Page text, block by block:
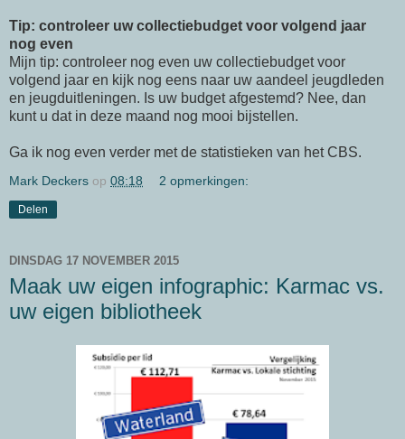
Tip: controleer uw collectiebudget voor volgend jaar
nog even
Mijn tip: controleer nog even uw collectiebudget voor
volgend jaar en kijk nog eens naar uw aandeel jeugdleden
en jeugduitleningen. Is uw budget afgestemd? Nee, dan
kunt u dat in deze maand nog mooi bijstellen.
Ga ik nog even verder met de statistieken van het CBS.
Mark Deckers op 08:18 2 opmerkingen:
Delen
DINSDAG 17 NOVEMBER 2015
Maak uw eigen infographic: Karmac vs.
uw eigen bibliotheek